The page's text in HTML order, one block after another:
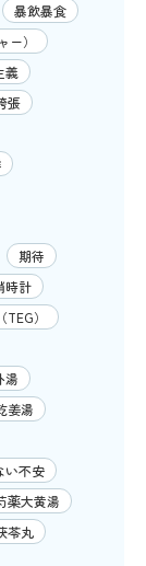
暴飲暴食
）
義
張
期待
時計
）
湯
姜湯
い不安
薬大黄湯
苓丸